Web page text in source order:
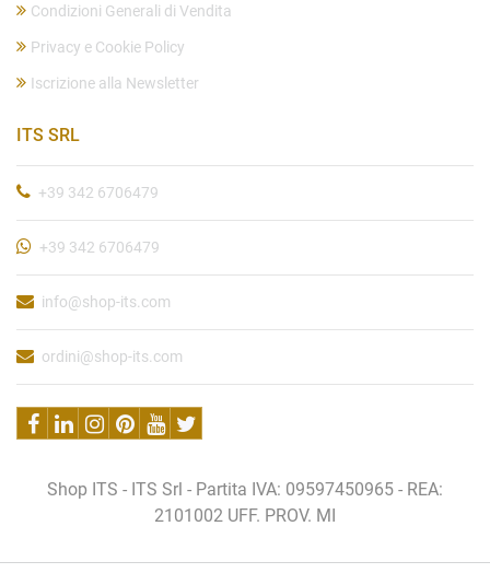
Condizioni Generali di Vendita
Privacy e Cookie Policy
Iscrizione alla Newsletter
ITS SRL
+39 342 6706479
+39 342 6706479
info@shop-its.com
ordini@shop-its.com
Shop ITS - ITS Srl - Partita IVA: 09597450965 - REA:
2101002 UFF. PROV. MI